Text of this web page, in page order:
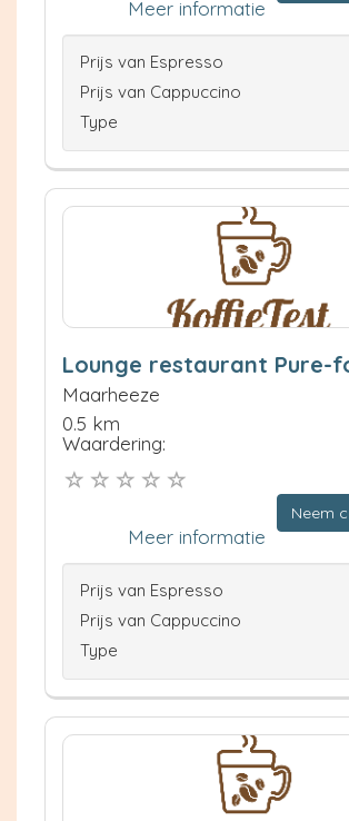
Meer informatie
Prijs van Espresso
Prijs van Cappuccino
Type
Lounge restaurant Pure-
Maarheeze
0.5 km
Waardering:
Neem
Meer informatie
Prijs van Espresso
Prijs van Cappuccino
Type